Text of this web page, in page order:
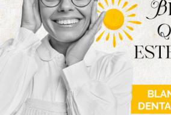
Fotografías: Diego Rayaces
Nueva edición
disponible